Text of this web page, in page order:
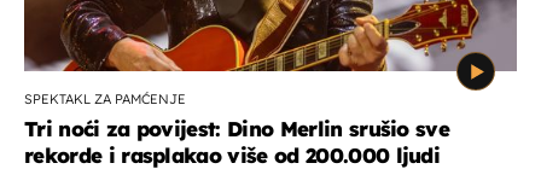
SPEKTAKL ZA PAMĆENJE
Tri noći za povijest: Dino Merlin srušio sve
rekorde i rasplakao više od 200.000 ljudi